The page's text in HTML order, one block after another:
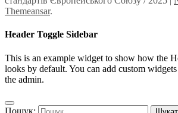
Themeansar.
Header Toggle Sidebar
This is an example widget to show how the
looks by default. You can add custom
the admin.
Пошук: